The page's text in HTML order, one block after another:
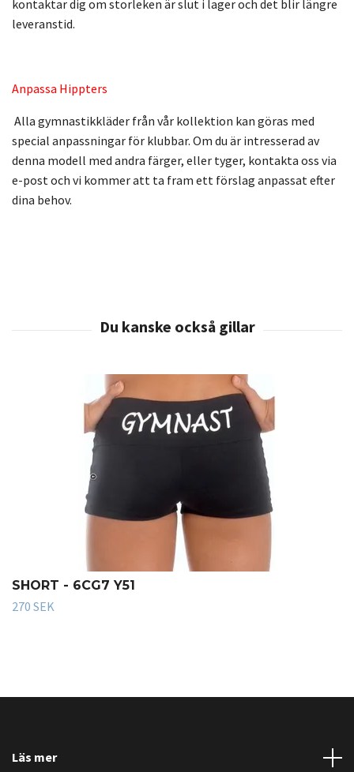
kontaktar dig om storleken är slut i lager och det blir längre
leveranstid.
Anpassa Hippters
Alla gymnastikkläder från vår kollektion kan göras med
special anpassningar för klubbar. Om du är intresserad av
denna modell med andra färger, eller tyger, kontakta oss via
e-post och vi kommer att ta fram ett förslag anpassat efter
dina behov.
SHORT - 6CG7 Y51
270 SEK
Läs mer